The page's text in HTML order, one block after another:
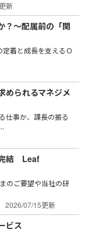
新
？～配属前の「関
着と成長を支えるＯ
められるマネジメ
仕事か、課長の振る
完結 Leaf
のご要望や当社の研
2026/07/15更新
ビス